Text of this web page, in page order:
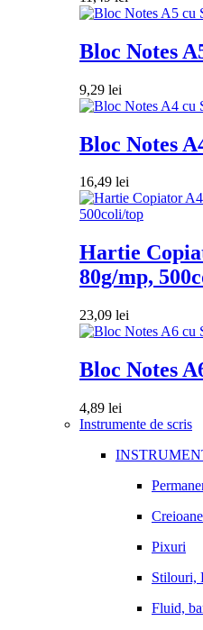
Bloc Notes
9,29 lei
Bloc Notes
16,49 lei
Hartie
80g/mp,
23,09 lei
Bloc Notes
4,89 lei
Instrumente de scris
Creioane
Pixuri
Stilouri,
Fluid,